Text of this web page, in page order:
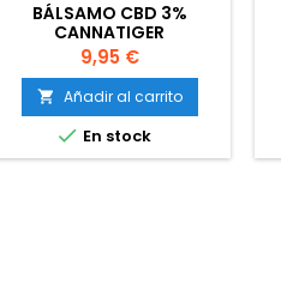
BÁLSAMO CBD 3%
CANNATIGER
Precio
9,95 €
 Añadir al carrito
 En stock